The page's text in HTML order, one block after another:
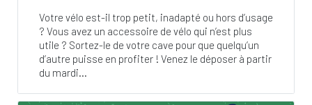
Votre vélo est-il trop petit, inadapté ou hors d’usage
? Vous avez un accessoire de vélo qui n’est plus
utile ? Sortez-le de votre cave pour que quelqu’un
d’autre puisse en profiter ! Venez le déposer à partir
du mardi...